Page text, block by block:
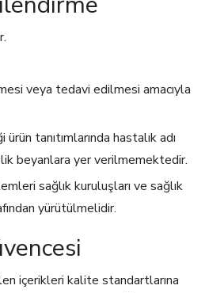
veya tedavi edilmesi amacıyla
tanıtımlarında hastalık adı
beyanlara yer verilmemektedir.
sağlık kuruluşları ve sağlık
yürütülmelidir.
içerikleri kalite standartlarına